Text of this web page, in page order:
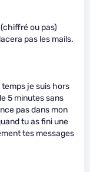
ou pas)
pas les mails.
temps je suis hors
5 minutes sans
pas dans mon
tu as fini une
tes messages